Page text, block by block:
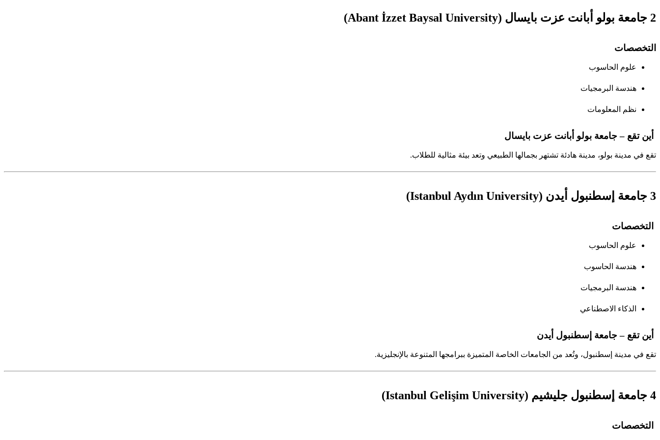
2 جامعة بولو أبانت عزت بايسال (Abant İzzet Baysal University)
التخصصات
علوم الحاسوب
هندسة البرمجيات
نظم المعلومات
أين تقع – جامعة بولو أبانت عزت بايسال
تقع في مدينة بولو، مدينة هادئة تشتهر بجمالها الطبيعي وتعد بيئة مثالية للطلاب.
3 جامعة إسطنبول أيدن (Istanbul Aydın University)
التخصصات
علوم الحاسوب
هندسة الحاسوب
هندسة البرمجيات
الذكاء الاصطناعي
أين تقع – جامعة إسطنبول أيدن
تقع في مدينة إسطنبول، وتُعد من الجامعات الخاصة المتميزة ببرامجها المتنوعة بالإنجليزية.
4 جامعة إسطنبول جليشيم (Istanbul Gelişim University)
التخصصات